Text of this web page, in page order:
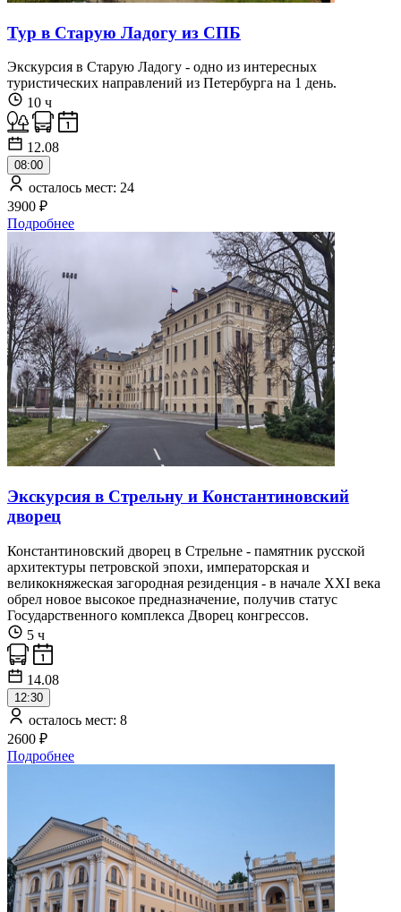
Тур в Старую Ладогу из СПБ
Экскурсия в Старую Ладогу - одно из интересных
туристических направлений из Петербурга на 1 день.
10 ч
12.08
08:00
осталось мест: 24
3900 ₽
Подробнее
Экскурсия в Стрельну и Константиновский
дворец
Константиновский дворец в Стрельне - памятник русской
архитектуры петровской эпохи, императорская и
великокняжеская загородная резиденция - в начале XXI века
обрел новое высокое предназначение, получив статус
Государственного комплекса Дворец конгрессов.
5 ч
14.08
12:30
осталось мест: 8
2600 ₽
Подробнее